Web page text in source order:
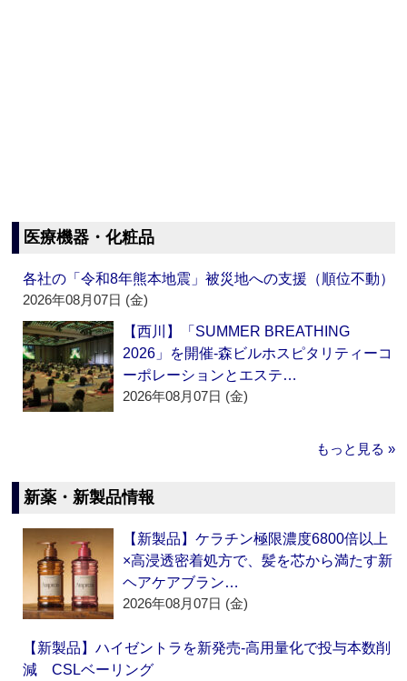
医療機器・化粧品
各社の「令和8年熊本地震」被災地への支援（順位不動）
2026年08月07日 (金)
【西川】「SUMMER BREATHING
2026」を開催‐森ビルホスピタリティーコ
ーポレーションとエステ…
2026年08月07日 (金)
もっと見る »
新薬・新製品情報
【新製品】ケラチン極限濃度6800倍以上
×高浸透密着処方で、髪を芯から満たす新
ヘアケアブラン…
2026年08月07日 (金)
【新製品】ハイゼントラを新発売‐高用量化で投与本数削
減 CSLベーリング